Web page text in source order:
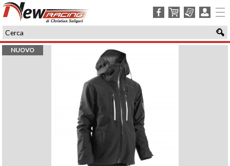
facebookcarrelloordini login
NUOVO